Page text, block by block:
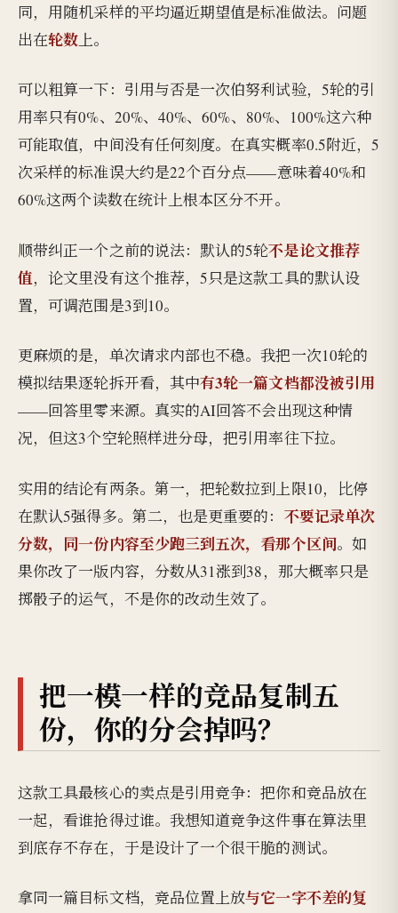
同，用随机采样的平均逼近期望值是标准做法。问题
出在轮数 上。
可以粗算一下：引用与否是一次伯努利试验，5轮的引
用率只有0%、20%、40%、60%、80%、100%这六种
可能取值，中间没有任何刻度。在真实概率0.5附近，5
次采样的标准误大约是22个百分点——意味着40%和
60%这两个读数在统计上根本区分不开。
顺带纠正一个之前的说法：默认的5轮不是论文推荐
值，论文里没有这个推荐，5只是这款工具的默认设
置，可调范围是3到10。
更麻烦的是，单次请求内部也不稳。我把一次10轮的
模拟结果逐轮拆开看，其中有3轮一篇文档都没被引用
——回答里零来源。真实的AI回答不会出现这种情
况，但这3个空轮照样进分母，把引用率往下拉。
实用的结论有两条。第一，把轮数拉到上限10，比停
在默认5强得多。第二，也是更重要的： 不要记录单次
分数，同一份内容至少跑三到五次，看那个区间。如
果你改了一版内容，分数从31涨到38，那大概率只是
掷骰子的运气，不是你的改动生效了。
把一模一样的竞品复制五
份，你的分会掉吗？
这款工具最核心的卖点是引用竞争：把你和竞品放在
一起，看谁抢得过谁。我想知道竞争这件事在算法里
到底存不存在，于是设计了一个很干脆的测试。
拿同一篇目标文档，竞品位置上放与它一字不差的复